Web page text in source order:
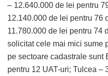
– 12.640.000 de lei pentru
12.140.000 de lei pentru 76
11.780.000 de lei pentru 74
solicitat cele mai mici sume
pe sectoare cadastrale sunt
pentru 12 UAT-uri; Tulcea –